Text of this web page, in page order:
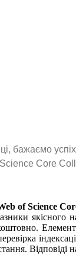
бажаємо
Core
of Science
якісного
Відповіді